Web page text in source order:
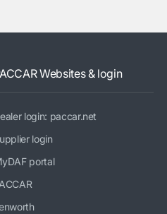
Websites & login
login: paccar.net
login
portal